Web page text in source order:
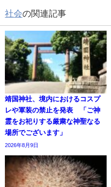
社会の関連記事
靖国神社、境内におけるコスプ
レや軍装の禁止を発表 「ご神
霊をお祀りする厳粛な神聖なる
場所でございます」
2026年8月9日